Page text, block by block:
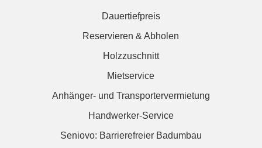
Dauertiefpreis
Reservieren & Abholen
Holzzuschnitt
Mietservice
Anhänger- und Transportervermietung
Handwerker-Service
Seniovo: Barrierefreier Badumbau